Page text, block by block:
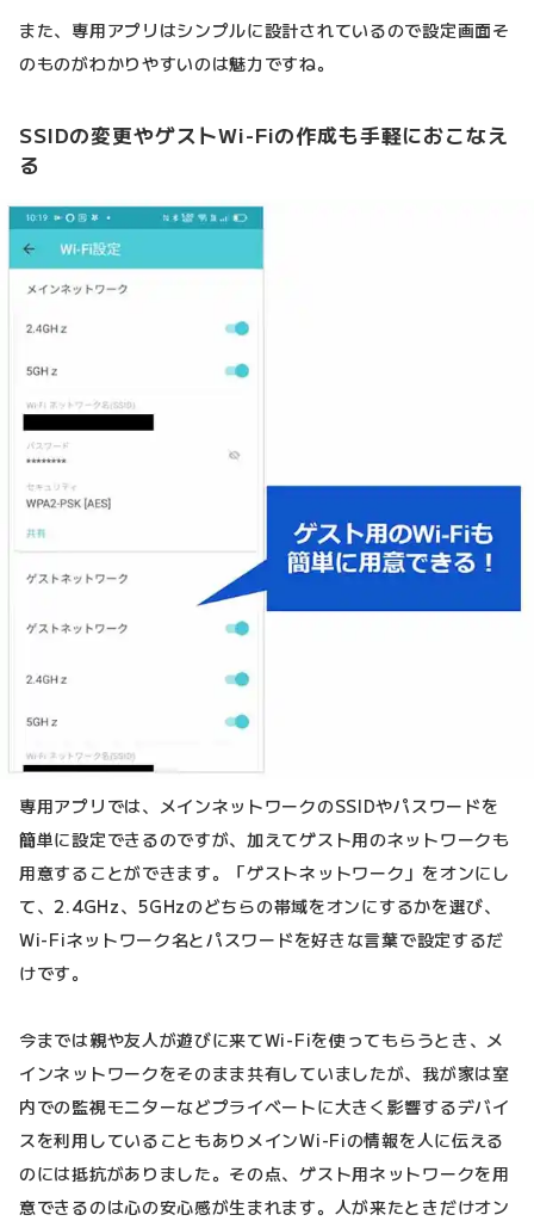
また、専用アプリはシンプルに設計されているので設定画面そ
のものがわかりやすいのは魅力ですね。
SSIDの変更やゲストWi-Fiの作成も手軽におこなえ
る
専用アプリでは、メインネットワークのSSIDやパスワードを
簡単に設定できるのですが、加えてゲスト用のネットワークも
用意することができます。「ゲストネットワーク」をオンにし
て、2.4GHz、5GHzのどちらの帯域をオンにするかを選び、
Wi-Fiネットワーク名とパスワードを好きな言葉で設定するだ
けです。
今までは親や友人が遊びに来てWi-Fiを使ってもらうとき、メ
インネットワークをそのまま共有していましたが、我が家は室
内での監視モニターなどプライベートに大きく影響するデバイ
スを利用していることもありメインWi-Fiの情報を人に伝える
のには抵抗がありました。その点、ゲスト用ネットワークを用
意できるのは心の安心感が生まれます。人が来たときだけオン